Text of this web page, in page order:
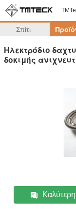
Σπίτι
Ηλεκτρόδιο
δοκιμής
Καλύτερη